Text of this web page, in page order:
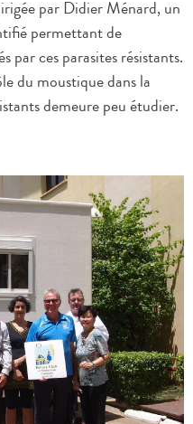
par Didier Ménard, un
permettant de
par ces parasites résistants.
du moustique dans la
demeure peu étudier.